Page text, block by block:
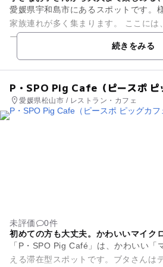
愛媛県宇和島市にあるスポットです。
家族連れが多く集まります。 ここには、ゴーカートやテニスコ
ート、沢山の鳥を放し飼いにしている
続きをみる
P・SPO Pig Cafe（ピースポ ピ
愛媛県松山市 / レストラン・カフェ
未評価
0件
初めての方も大丈夫。かわいいマイク
「P・SPO Pig Café」は、かわいい「
える滞在型スポットです。ブタさんは